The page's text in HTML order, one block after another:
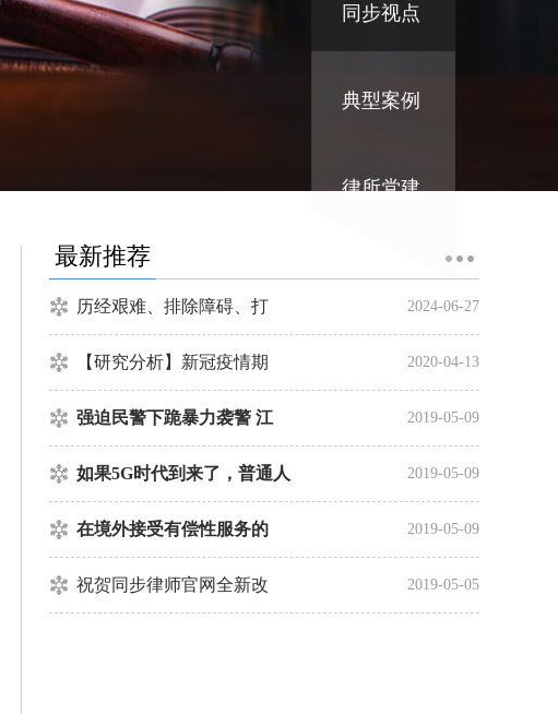
同步视点
典型案例
律所党建
最新推荐
历经艰难、排除障碍、打 2024-06-27
【研究分析】新冠疫情期 2020-04-13
强迫民警下跪暴力袭警 江 2019-05-09
如果5G时代到来了，普通人 2019-05-09
在境外接受有偿性服务的 2019-05-09
祝贺同步律师官网全新改 2019-05-05